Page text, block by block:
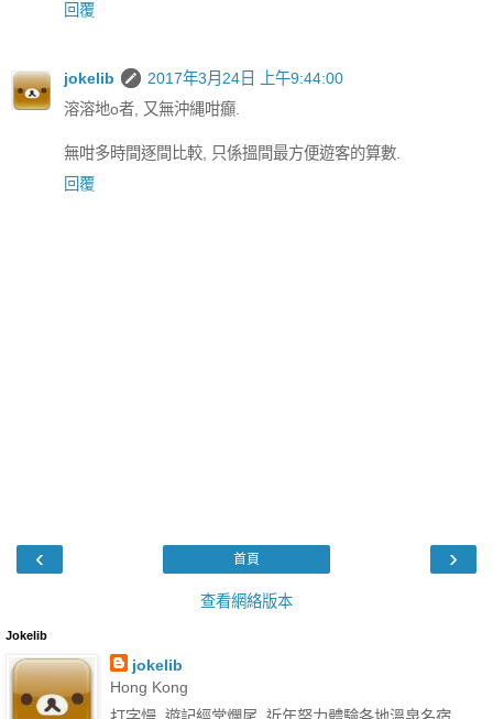
回覆
jokelib
2017年3月24日 上午9:44:00
溶溶地o者, 又無沖縄咁癲.
無咁多時間逐間比較, 只係搵間最方便遊客的算數.
回覆
‹ ›
首頁
查看網絡版本
Jokelib
jokelib
Hong Kong